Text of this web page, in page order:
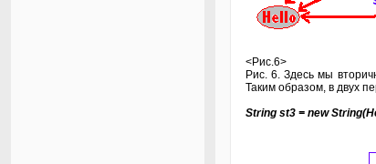
<Рис.6>
Рис. 6. Здесь мы
Таким образом, в двух
String st3 = new